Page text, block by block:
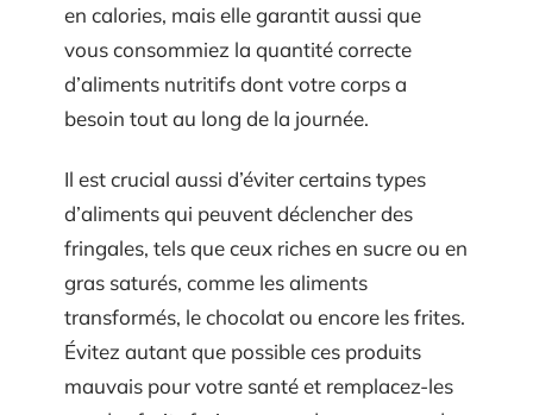
en calories, mais elle garantit aussi que
vous consommiez la quantité correcte
d’aliments nutritifs dont votre corps a
besoin tout au long de la journée.
Il est crucial aussi d’éviter certains types
d’aliments qui peuvent déclencher des
fringales, tels que ceux riches en sucre ou en
gras saturés, comme les aliments
transformés, le chocolat ou encore les frites.
Évitez autant que possible ces produits
mauvais pour votre santé et remplacez-les